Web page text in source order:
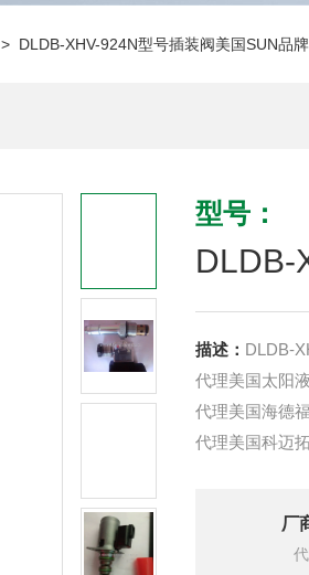
> DLDB-XHV-924N型号插装阀美国SUN品牌
型号：
DLDB-
描述： DLDB-
代理美国太阳
代理美国海德
代理美国科迈
液压油缸，经
厂